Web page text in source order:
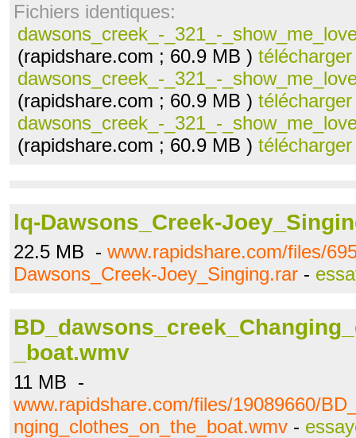
Fichiers identiques:
dawsons_creek_-_321_-
(rapidshare.com ; 60.9 MB ) télécharger
dawsons_creek_-_321_-
(rapidshare.com ; 60.9 MB ) télécharger
dawsons_creek_-_321_-
(rapidshare.com ; 60.9 MB ) télécharger
lq-Dawsons_Creek-
22.5 MB - www.rapidshare.com/files/
Dawsons_Creek-Joey_Singing.rar -
_boat.wmv
11 MB -
www.rapidshare.com/files/19089660/
nging_clothes_on_the_boat.wmv -